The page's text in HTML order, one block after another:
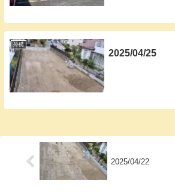
外構
2025/04/25
2025/04/22